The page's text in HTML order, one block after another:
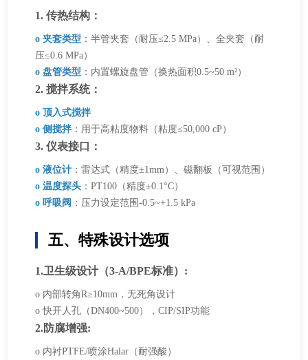
1. 传热结构：
o 夹套类型 ：半管夹套（耐压≤2.5 MPa）、全夹套（耐
压≤0.6 MPa）
o 盘管类型 ：内置螺旋盘管（换热面积0.5~50 m²）
2. 搅拌系统：
o 顶入式搅拌
o 侧搅拌 ：用于高粘度物料（粘度≤50,000 cP）
3. 仪表接口：
o 液位计 ：雷达式（精度±1mm）、磁翻板（可视范围）
o 温度探头 ：PT100（精度±0.1°C）
o 呼吸阀 ：压力设定范围-0.5~+1.5 kPa
五、特殊设计选项
1.卫生级设计（3-A/BPE标准）:
o 内部转角R≥10mm，无死角设计
o 快开人孔（DN400~500），CIP/SIP功能
2.防腐增强:
o 内衬PTFE/喷涂Halar（耐强酸）